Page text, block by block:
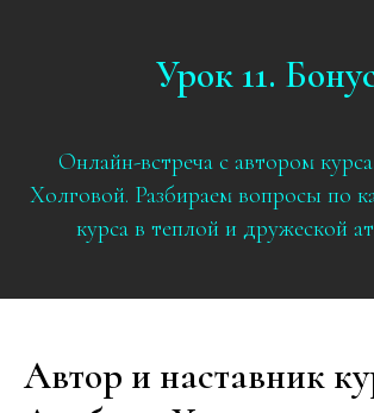
Урок 11.
Онлайн-встреча с автором
Холговой. Разбираем вопросы по
курса в теплой и дружеской
Автор и наставник